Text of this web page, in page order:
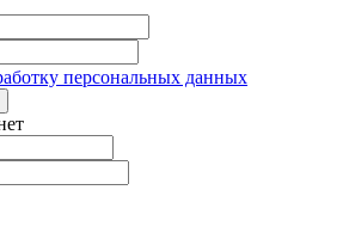
персональных данных